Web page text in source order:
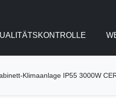
Klimaanlage IP55 3000W